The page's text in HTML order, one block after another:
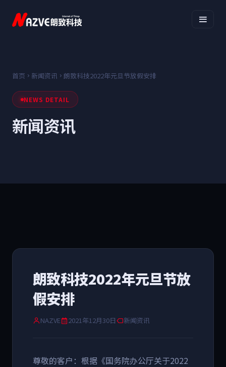
首页 新闻资讯 朗致科技2022年元旦节放假安排
NEWS DETAIL
新闻资讯
朗致科技2022年元旦节放
假安排
NAZVE 2021年12月30日 新闻资讯
尊敬的客户：根据《国务院办公厅关于2022